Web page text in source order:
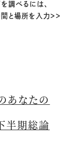
調べるには、
と場所を入力＞＞
あなたの
半期総論